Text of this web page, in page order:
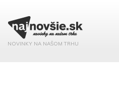
NOVINKY NA NAŠOM TRHU